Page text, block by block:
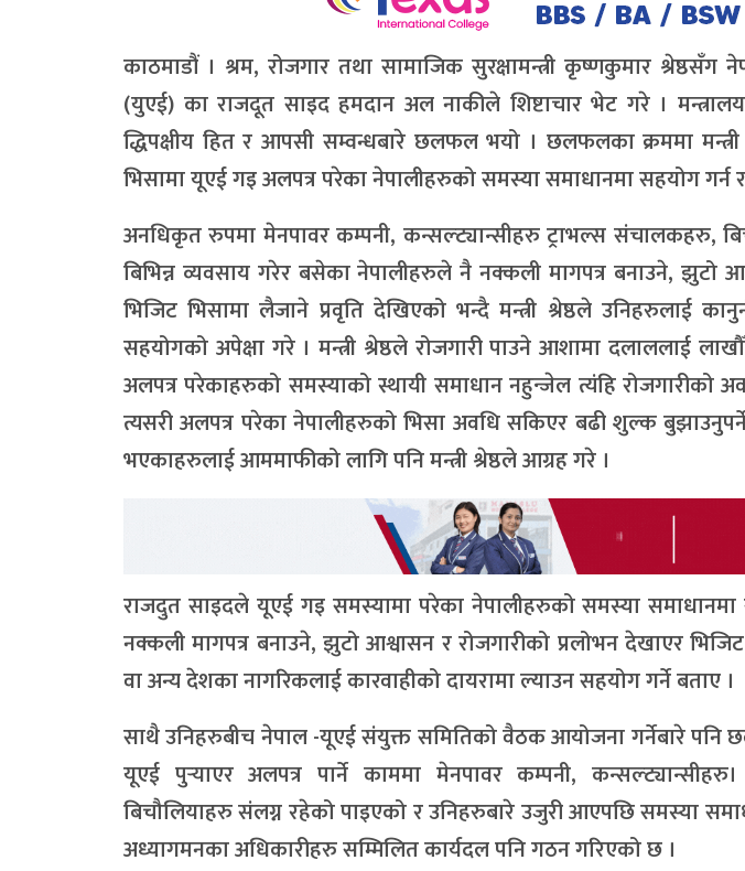
काठमाडौं । श्रम, रोजगार तथा सामाजिक सुरक्षामन्त्री कृष्णकुमार
(युएई) का राजदूत साइद हमदान अल नाकीले शिष्टाचार भेट गरे ।
द्धिपक्षीय हित र आपसी सम्वन्धबारे छलफल भयो । छलफलका क्रममा मन्त्री
भिसामा यूएई गइ अलपत्र परेका नेपालीहरुको समस्या समाधानमा सहयोग
अनधिकृत रुपमा मेनपावर कम्पनी, कन्सल्ट्यान्सीहरु ट्राभल्स संचालकहरु,
बिभिन्न व्यवसाय गरेर बसेका नेपालीहरुले नै नक्कली मागपत्र बनाउने, झुटो
भिजिट भिसामा लैजाने प्रवृति देखिएको भन्दै मन्त्री श्रेष्ठले उनिहरुलाई
सहयोगको अपेक्षा गरे । मन्त्री श्रेष्ठले रोजगारी पाउने आशामा दलाललाई
अलपत्र परेकाहरुको समस्याको स्थायी समाधान नहुन्जेल त्यंहि रोजगारीको
त्यसरी अलपत्र परेका नेपालीहरुको भिसा अवधि सकिएर बढी शुल्क
भएकाहरुलाई आममाफीको लागि पनि मन्त्री श्रेष्ठले आग्रह गरे ।
राजदुत साइदले यूएई गइ समस्यामा परेका नेपालीहरुको समस्या समाधानमा
नक्कली मागपत्र बनाउने, झुटो आश्वासन र रोजगारीको प्रलोभन देखाएर
वा अन्य देशका नागरिकलाई कारवाहीको दायरामा ल्याउन सहयोग गर्ने बताए ।
साथै उनिहरुबीच नेपाल -यूएई संयुक्त समितिको वैठक आयोजना गर्नेबारे पनि
यूएई पुर्‍याएर अलपत्र पार्ने काममा मेनपावर कम्पनी,
बिचौलियाहरु संलग्न रहेको पाइएको र उनिहरुबारे उजुरी आएपछि समस्या
अध्यागमनका अधिकारीहरु सम्मिलित कार्यदल पनि गठन गरिएको छ ।